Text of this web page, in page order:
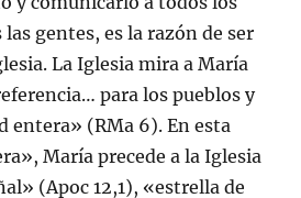
gentes, es la razón de ser
La Iglesia mira a Marí­a
para los pueblos y
entera» (RMa 6). En esta
Marí­a precede a la Iglesia
(Apoc 12,1), «estrella de